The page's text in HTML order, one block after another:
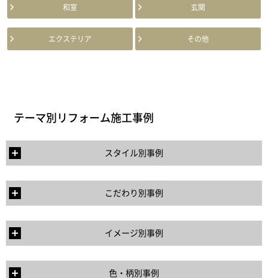
和室 玄関
エクステリア その他
テーマ別リフォーム施工事例
スタイル別事例
こだわり別事例
イメージ別事例
色・柄別事例